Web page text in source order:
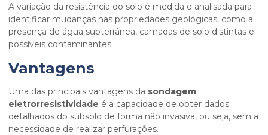
A variação da resistência do solo é medida e analisada para
identificar mudanças nas propriedades geológicas, como a
presença de água subterrânea, camadas de solo distintas e
possíveis contaminantes.
Vantagens
Uma das principais vantagens da sondagem
eletrorresistividade é a capacidade de obter dados
detalhados do subsolo de forma não invasiva, ou seja, sem a
necessidade de realizar perfurações.